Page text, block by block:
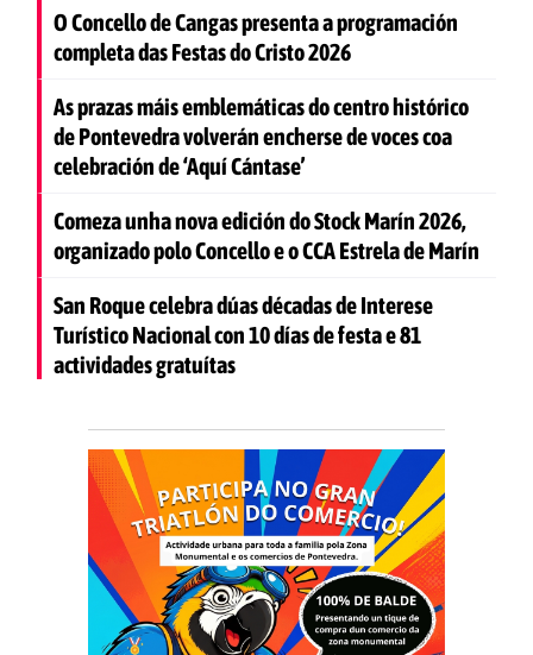
O Concello de Cangas presenta a programación
completa das Festas do Cristo 2026
As prazas máis emblemáticas do centro histórico
de Pontevedra volverán encherse de voces coa
celebración de ‘Aquí Cántase’
Comeza unha nova edición do Stock Marín 2026,
organizado polo Concello e o CCA Estrela de Marín
San Roque celebra dúas décadas de Interese
Turístico Nacional con 10 días de festa e 81
actividades gratuítas